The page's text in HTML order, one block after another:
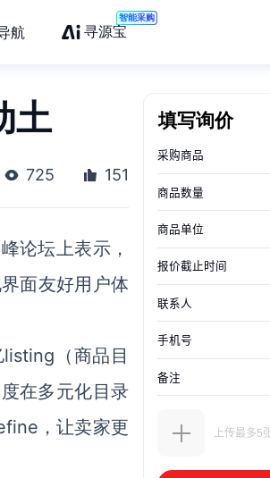
航 寻源宝
智能采购
土
725 151
论坛上表示，
面友好用户体
（商品目
在多元化目录
，让卖家更
填写询价